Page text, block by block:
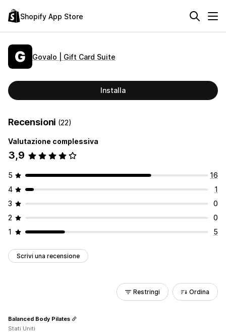
Shopify App Store
Govalo | Gift Card Suite
Installa
Recensioni (22)
Valutazione complessiva
3,9
5
16
4
1
3
0
2
0
1
5
Scrivi una recensione
Restringi Ordina
Balanced Body Pilates
Stati Uniti